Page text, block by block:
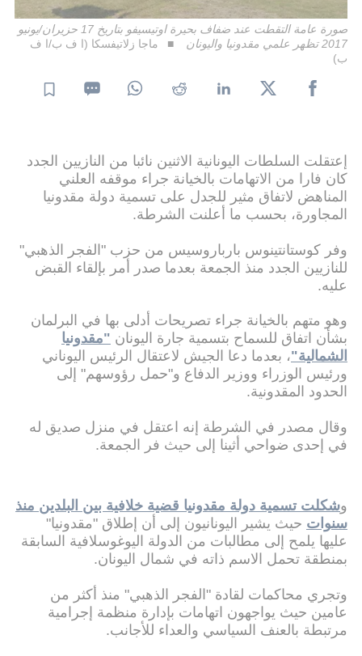
صورة عامة التقطت عند ضفاف بحيرة اوتيسيفو بتاريخ 17 حزيران/يونيو
2017 تظهر علمي مقدونيا واليونان
ماجا زلاتيفسكا (ا ف ب/ا ف
ب)
إعتقلت السلطات اليونانية الاثنين نائبا من النازيين الجدد
كان فارا من الاتهامات بالخيانة جراء موقفه العلني
المناهض لاتفاق مثير للجدل على تسمية دولة مقدونيا
المجاورة، بحسب ما أعلنت الشرطة.
وفر كوستانتينوس بارباروسيس من حزب "الفجر الذهبي"
للنازيين الجدد منذ الجمعة بعدما صدر أمر بإلقاء القبض
عليه.
وهو متهم بالخيانة جراء تصريحات أدلى بها في البرلمان
بشأن اتفاق للسماح بتسمية جارة اليونان "مقدونيا
الشمالية"، بعدما دعا الجيش لاعتقال الرئيس اليوناني
ورئيس الوزراء ووزير الدفاع و"حمل رؤوسهم" إلى
الحدود المقدونية.
وقال مصدر في الشرطة إنه اعتقل في منزل صديق له
في إحدى ضواحي أثينا إلى حيث فر الجمعة.
وشكلت تسمية دولة مقدونيا قضية خلافية بين البلدين منذ
سنوات حيث يشير اليونانيون إلى أن إطلاق "مقدونيا"
عليها يلمح إلى مطالبات من الدولة اليوغوسلافية السابقة
بمنطقة تحمل الاسم ذاته في شمال اليونان.
وتجري محاكمات لقادة "الفجر الذهبي" منذ أكثر من
عامين حيث يواجهون اتهامات بإدارة منظمة إجرامية
مرتبطة بالعنف السياسي والعداء للأجانب.